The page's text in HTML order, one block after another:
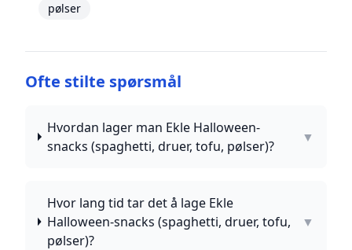
pølser
Ofte stilte spørsmål
Hvordan lager man Ekle Halloween-
snacks (spaghetti, druer, tofu, pølser)?
▼
Hvor lang tid tar det å lage Ekle
Halloween-snacks (spaghetti, druer, tofu,
pølser)?
▼